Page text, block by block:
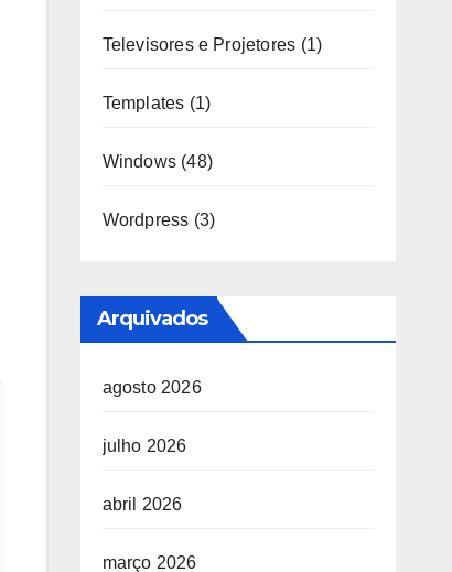
Televisores e Projetores (1)
Templates (1)
Windows(48)
Wordpress (3)
Arquivados
agosto 2026
julho 2026
abril 2026
março 2026